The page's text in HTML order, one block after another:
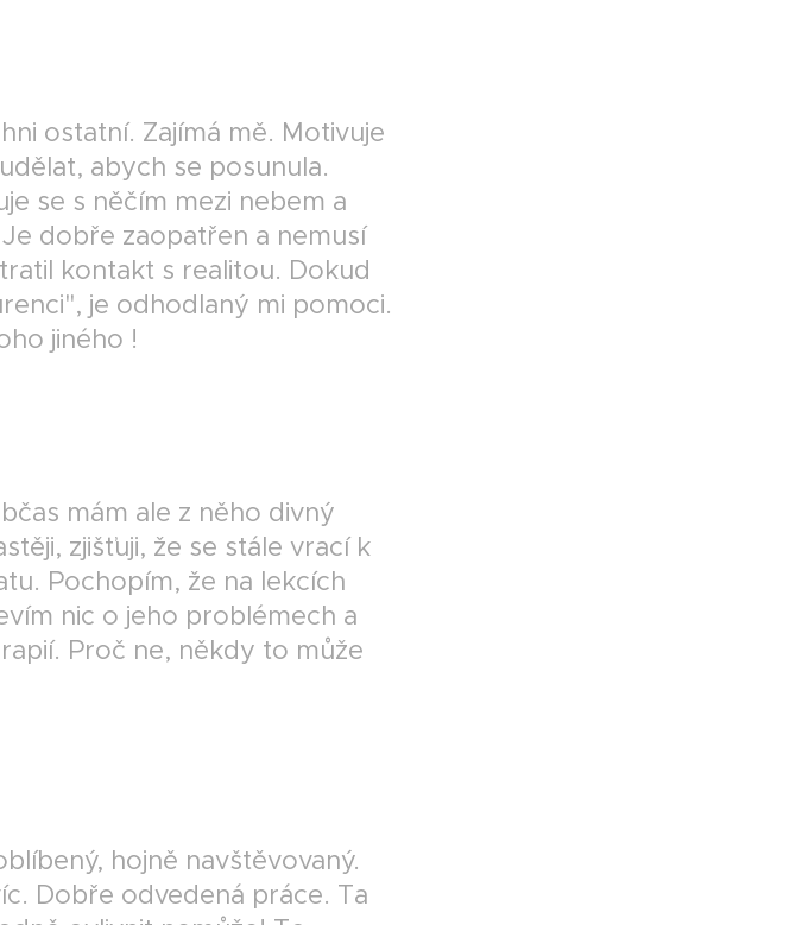
ostatní. Zajímá mě. Motivuje
abych se posunula.
se s něčím mezi nebem a
dobře zaopatřen a nemusí
kontakt s realitou. Dokud
je odhodlaný mi pomoci.
jiného !
mám ale z něho divný
zjišťuji, že se stále vrací k
Pochopím, že na lekcích
nic o jeho problémech a
Proč ne, někdy to může
hojně navštěvovaný.
Dobře odvedená práce. Ta